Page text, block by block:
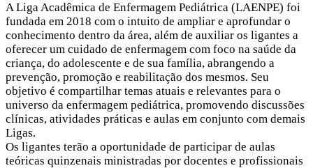
A Liga Acadêmica de Enfermagem Pediátrica (LAENPE) foi
fundada em 2018 com o intuito de ampliar e aprofundar o
conhecimento dentro da área, além de auxiliar os ligantes a
oferecer um cuidado de enfermagem com foco na saúde da
criança, do adolescente e de sua família, abrangendo a
prevenção, promoção e reabilitação dos mesmos. Seu
objetivo é compartilhar temas atuais e relevantes para o
universo da enfermagem pediátrica, promovendo discussões
clínicas, atividades práticas e aulas em conjunto com demais
Ligas.
Os ligantes terão a oportunidade de participar de aulas
teóricas quinzenais ministradas por docentes e profissionais